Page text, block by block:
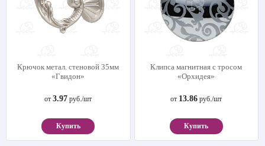
Крючок метал. стеновой 35мм
«Гвидон»
от3.97 руб./шт
Купить
Клипса магнитная с тросом
«Орхидея»
от 13.86 руб./шт
Купить